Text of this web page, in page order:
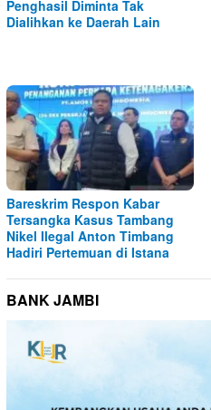
Penghasil Diminta Tak
Dialihkan ke Daerah Lain
Bareskrim Respon Kabar
Tersangka Kasus Tambang
Nikel Ilegal Anton Timbang
Hadiri Pertemuan di Istana
BANK JAMBI